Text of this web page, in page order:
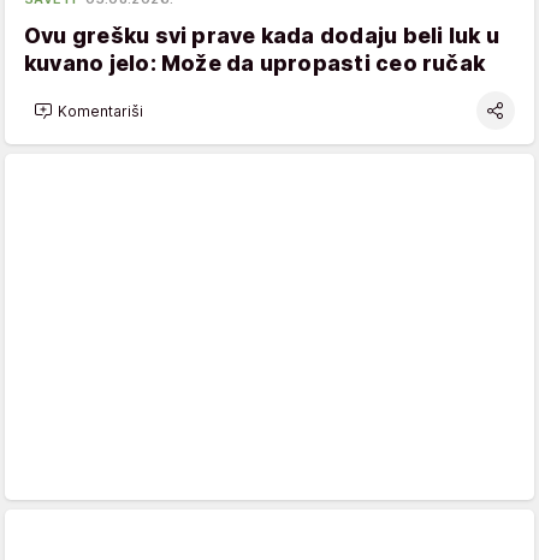
Ovu grešku svi prave kada dodaju beli luk u
kuvano jelo: Može da upropasti ceo ručak
Komentariši